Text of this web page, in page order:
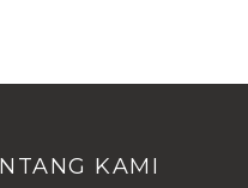
KAMI